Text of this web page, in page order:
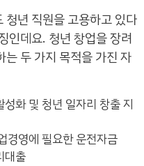
청년 직원을 고용하고 있다
인데요. 청년 창업을 장려
두 가지 목적을 가진 자
화 및 청년 일자리 창출 지
경영에 필요한 운전자금
대출